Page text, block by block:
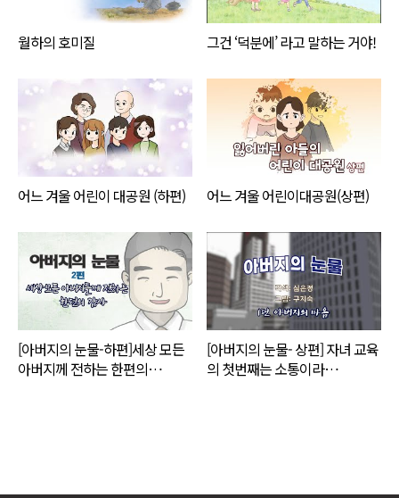
월하의 호미질 그건 ‘덕분에’ 라고 말하는 거야!
어느 겨울 어린이 대공원 (하편) 어느 겨울 어린이대공원(상편)
[아버지의 눈물-하편]세상 모든
아버지께 전하는 한편의…
[아버지의 눈물- 상편] 자녀 교육
의 첫번째는 소통이라…